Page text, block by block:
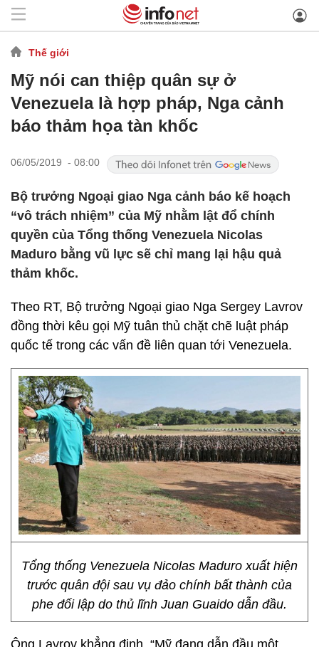
Thế giới
Mỹ nói can thiệp quân sự ở
Venezuela là hợp pháp, Nga cảnh
báo thảm họa tàn khốc
06/05/2019 - 08:00
Bộ trưởng Ngoại giao Nga cảnh báo kế hoạch
“vô trách nhiệm” của Mỹ nhằm lật đổ chính
quyền của Tổng thống Venezuela Nicolas
Maduro bằng vũ lực sẽ chỉ mang lại hậu quả
thảm khốc.
Theo RT, Bộ trưởng Ngoại giao Nga Sergey Lavrov
đồng thời kêu gọi Mỹ tuân thủ chặt chẽ luật pháp
quốc tế trong các vấn đề liên quan tới Venezuela.
Tổng thống Venezuela Nicolas Maduro xuất hiện
trước quân đội sau vụ đảo chính bất thành của
phe đối lập do thủ lĩnh Juan Guaido dẫn đầu.
Ông Lavrov khẳng định, “Mỹ đang dẫn đầu một